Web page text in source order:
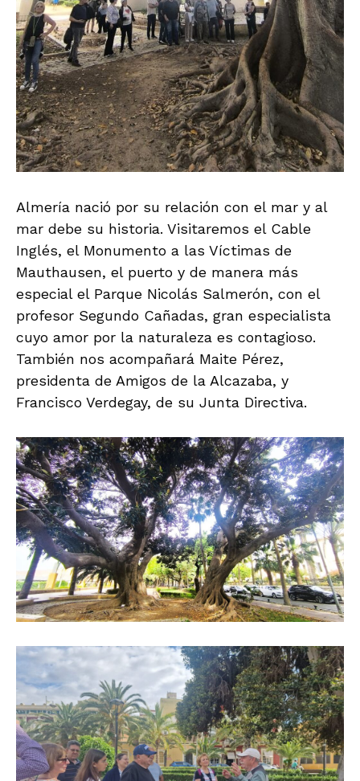
Almería nació por su relación con el mar y al
mar debe su historia. Visitaremos el Cable
Inglés, el Monumento a las Víctimas de
Mauthausen, el puerto y de manera más
especial el Parque Nicolás Salmerón, con el
profesor Segundo Cañadas, gran especialista
cuyo amor por la naturaleza es contagioso.
También nos acompañará Maite Pérez,
presidenta de Amigos de la Alcazaba, y
Francisco Verdegay, de su Junta Directiva.